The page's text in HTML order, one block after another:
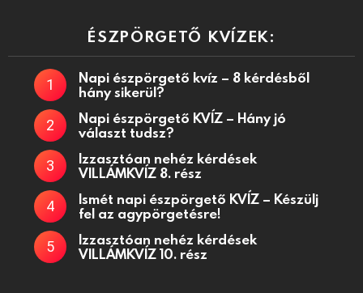
ÉSZPÖRGETŐ KVÍZEK:
Napi észpörgető kvíz – 8 kérdésből
hány sikerül?
Napi észpörgető KVÍZ – Hány jó
választ tudsz?
Izzasztóan nehéz kérdések
VILLÁMKVÍZ 8. rész
Ismét napi észpörgető KVÍZ – Készülj
fel az agypörgetésre!
Izzasztóan nehéz kérdések
VILLÁMKVÍZ 10. rész